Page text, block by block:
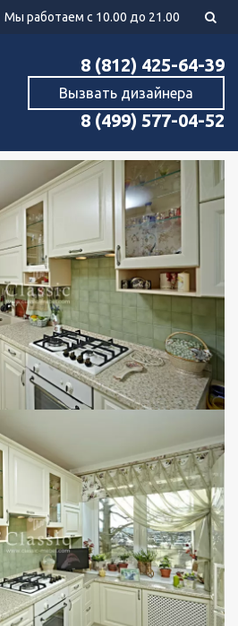
Мы работаем с 10.00 до 21.00
8 (812) 425-64-39
Вызвать дизайнера
8 (499) 577-04-52